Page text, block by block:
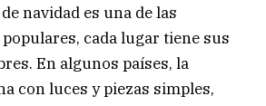
navidad es una de las
cada lugar tiene sus
En algunos países, la
con luces y piezas simples,